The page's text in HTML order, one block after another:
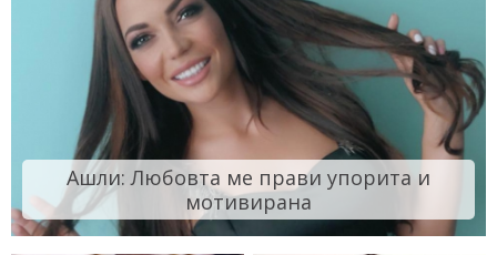
Ашли: Любовта ме прави упорита и
мотивирана